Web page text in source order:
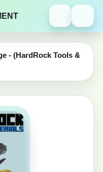
- (HardRock Tools &